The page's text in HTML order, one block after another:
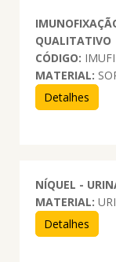
QUALITATIVO
CÓDIGO: IMUFI
MATERIAL:
Detalhes
NÍQUEL -
MATERIAL:
Detalhes